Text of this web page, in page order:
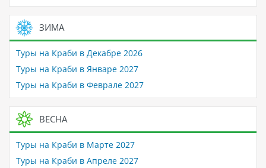
ЗИМА
Туры на Краби в Декабре 2026
Туры на Краби в Январе 2027
Туры на Краби в Феврале 2027
ВЕСНА
Туры на Краби в Марте 2027
Туры на Краби в Апреле 2027